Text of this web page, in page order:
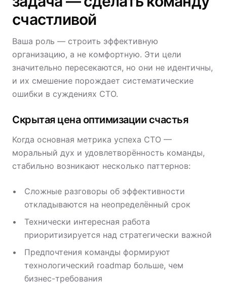
счастливой
Ваша роль — строить эффективную
организацию, а не комфортную. Эти цели
значительно пересекаются, но они не идентичны,
и их смешение порождает систематические
ошибки в суждениях CTO.
Скрытая цена оптимизации счастья
Когда основная метрика успеха CTO —
моральный дух и удовлетворённость команды,
стабильно возникают несколько паттернов:
Сложные разговоры об эффективности
откладываются на неопределённый срок
Технически интересная работа
приоритизируется над стратегически важной
Предпочтения команды формируют
технологический roadmap больше, чем
бизнес-требования